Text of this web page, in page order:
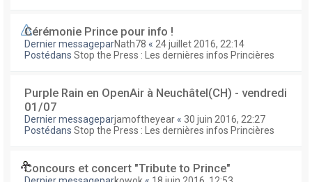
Cérémonie Prince pour info !
Dernier messageparNath78 « 24 juillet 2016, 22:14
Postédans Stop the Press : Les dernières infos Princières
Purple Rain en OpenAir à Neuchâtel(CH) - vendredi
01/07
Dernier messageparjamoftheyear « 30 juin 2016, 22:27
Postédans Stop the Press : Les dernières infos Princières
Concours et concert "Tribute to Prince"